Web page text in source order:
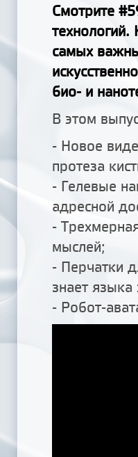
Смотрите
самых
био- и
В этом
- Новое
протеза
- Гелевые
адресной
-
мыслей;
- Перчатки
знает языка
- Робот-